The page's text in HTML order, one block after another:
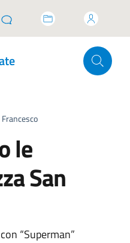
le
San
“Superman”